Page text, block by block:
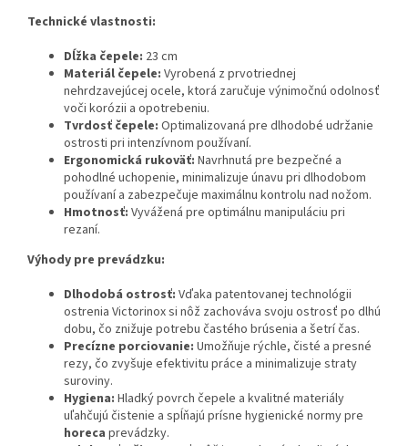
Technické vlastnosti:
Dĺžka čepele: 23 cm
Materiál čepele: Vyrobená z prvotriednej
nehrdzavejúcej ocele, ktorá zaručuje výnimočnú odolnosť
voči korózii a opotrebeniu.
Tvrdosť čepele: Optimalizovaná pre dlhodobé udržanie
ostrosti pri intenzívnom používaní.
Ergonomická rukoväť: Navrhnutá pre bezpečné a
pohodlné uchopenie, minimalizuje únavu pri dlhodobom
používaní a zabezpečuje maximálnu kontrolu nad nožom.
Hmotnosť: Vyvážená pre optimálnu manipuláciu pri
rezaní.
Výhody pre prevádzku:
Dlhodobá ostrosť: Vďaka patentovanej technológii
ostrenia Victorinox si nôž zachováva svoju ostrosť po dlhú
dobu, čo znižuje potrebu častého brúsenia a šetrí čas.
Precízne porciovanie: Umožňuje rýchle, čisté a presné
rezy, čo zvyšuje efektivitu práce a minimalizuje straty
suroviny.
Hygiena: Hladký povrch čepele a kvalitné materiály
uľahčujú čistenie a spĺňajú prísne hygienické normy pre
horeca prevádzky.